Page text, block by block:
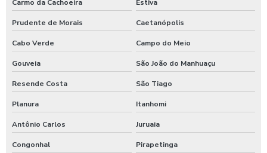
Carmo da Cachoeira Estiva
Prudente de Morais Caetanópolis
Cabo Verde Campo do Meio
Gouveia São João do Manhuaçu
Resende Costa São Tiago
Planura Itanhomi
Antônio Carlos Juruaia
Congonhal Pirapetinga